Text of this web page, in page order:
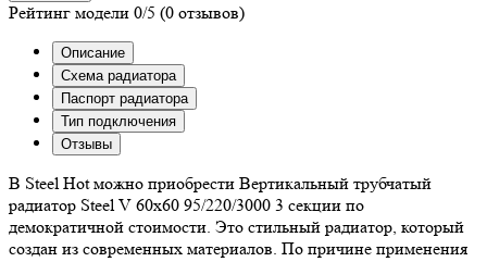
Рейтинг модели 0/5 (0 отзывов)
Описание
Схема радиатора
Паспорт радиатора
Тип подключения
Отзывы
В Steel Hot можно приобрести Вертикальный трубчатый
радиатор Steel V 60х60 95/220/3000 3 секции по
демократичной стоимости. Это стильный радиатор, который
создан из современных материалов. По причине применения